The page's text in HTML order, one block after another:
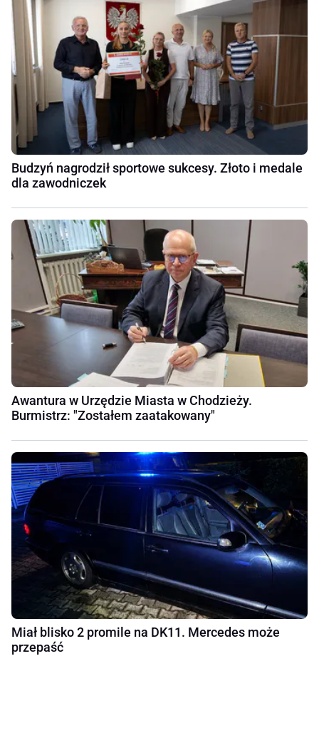
Budzyń nagrodził sportowe sukcesy. Złoto i medale
dla zawodniczek
Awantura w Urzędzie Miasta w Chodzieży.
Burmistrz: "Zostałem zaatakowany"
Miał blisko 2 promile na DK11. Mercedes może
przepaść